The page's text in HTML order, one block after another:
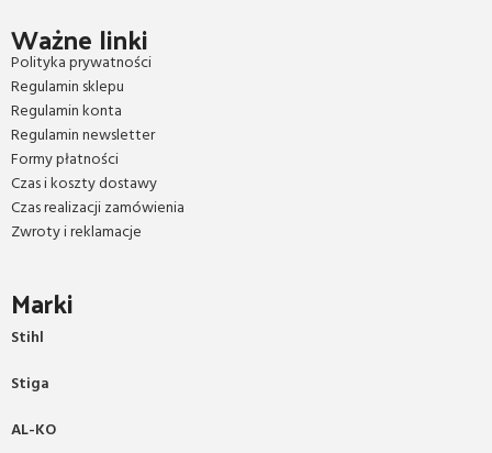
Ważne linki
Polityka prywatności
Regulamin sklepu
Regulamin konta
Regulamin newsletter
Formy płatności
Czas i koszty dostawy
Czas realizacji zamówienia
Zwroty i reklamacje
Marki
Stihl
Stiga
AL-KO